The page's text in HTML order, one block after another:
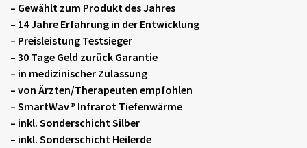
– Gewählt zum Produkt des Jahres
– 14 Jahre Erfahrung in der Entwicklung
– Preisleistung Testsieger
– 30 Tage Geld zurück Garantie
– in medizinischer Zulassung
– von Ärzten/Therapeuten empfohlen
– SmartWav® Infrarot Tiefenwärme
– inkl. Sonderschicht Silber
– inkl. Sonderschicht Heilerde